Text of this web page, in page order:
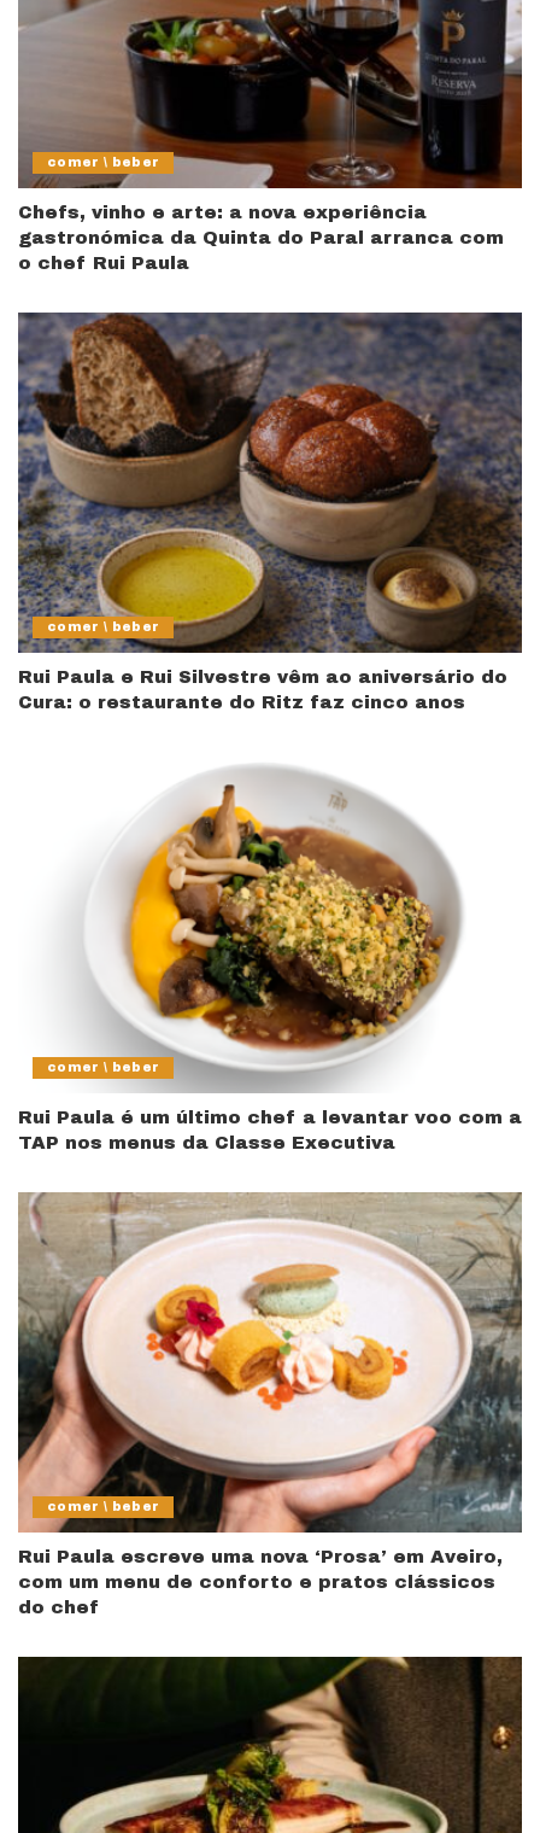
comer \ beber
Chefs, vinho e arte: a nova experiência
gastronómica da Quinta do Paral arranca com
o chef Rui Paula
comer \ beber
Rui Paula e Rui Silvestre vêm ao aniversário do
Cura: o restaurante do Ritz faz cinco anos
comer \ beber
Rui Paula é um último chef a levantar voo com a
TAP nos menus da Classe Executiva
comer \ beber
Rui Paula escreve uma nova ‘Prosa’ em Aveiro,
com um menu de conforto e pratos clássicos
do chef